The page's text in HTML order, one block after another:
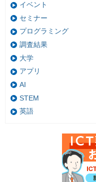
イベント
セミナー
プログラミング
調査結果
大学
アプリ
AI
STEM
英語